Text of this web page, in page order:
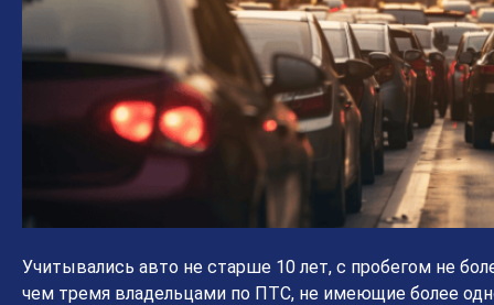
Учитывались авто не старше 10 лет, с пробегом не
чем тремя владельцами по ПТС, не имеющие более